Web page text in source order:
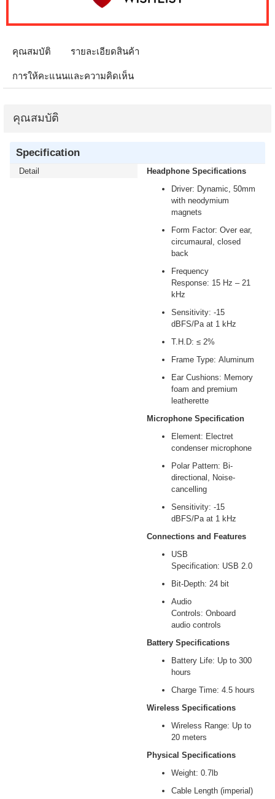
คุณสมบัติ รายละเอียดสินค้า
การให้คะแนนและความคิดเห็น
คุณสมบัติ
Specification
Detail
Headphone Specifications
Driver: Dynamic, 50mm
with neodymium
magnets
Form Factor: Over ear,
circumaural, closed
back
Frequency
Response: 15 Hz – 21
kHz
Sensitivity: -15
dBFS/Pa at 1 kHz
T.H.D: ≤ 2%
Frame Type: Aluminum
Ear Cushions: Memory
foam and premium
leatherette
Microphone Specification
Element: Electret
condenser microphone
Polar Pattern: Bi-
directional, Noise-
cancelling
Sensitivity: -15
dBFS/Pa at 1 kHz
Connections and Features
USB
Specification: USB 2.0
Bit-Depth: 24 bit
Audio
Controls: Onboard
audio controls
Battery Specifications
Battery Life: Up to 300
hours
Charge Time: 4.5 hours
Wireless Specifications
Wireless Range: Up to
20 meters
Physical Specifications
Weight: 0.7lb
Cable Length (imperial)